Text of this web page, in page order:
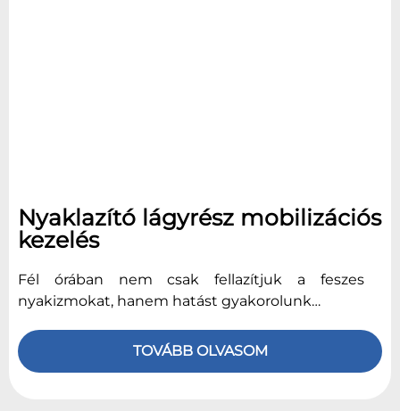
Nyaklazító lágyrész mobilizációs
kezelés
Fél órában nem csak fellazítjuk a feszes
nyakizmokat, hanem hatást gyakorolunk…
TOVÁBB OLVASOM